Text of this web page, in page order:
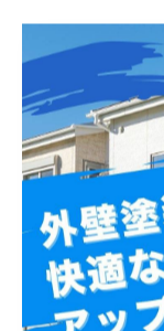
松戸市の戸建
メンテナンスプ
松戸市の戸建て
は、住宅を長持
ず、外壁塗装の
市内特有の気候
目安に塗り替え